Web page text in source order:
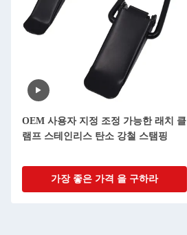
OEM 사용자 지정 조정 가능한 래치 클
램프 스테인리스 탄소 강철 스탬핑
가장 좋은 가격 을 구하라